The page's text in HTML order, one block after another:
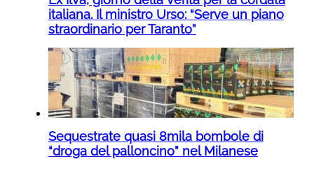
italiana. Il ministro Urso: “Serve un piano
straordinario per Taranto”
Sequestrate quasi 8mila bombole di
“droga del palloncino” nel Milanese